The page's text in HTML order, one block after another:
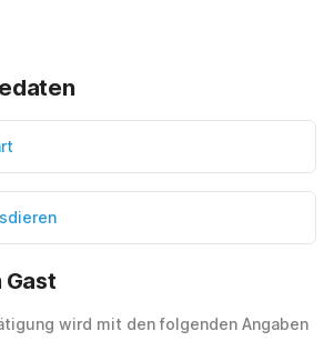
Gast
wird mit den folgenden Angaben